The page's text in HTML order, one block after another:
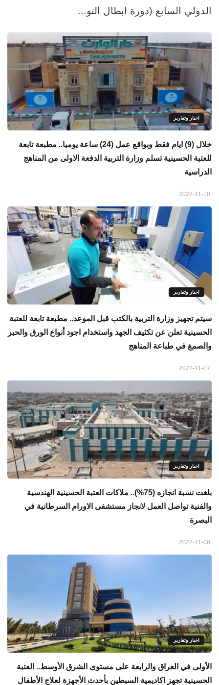
الدولي السابع (دورة ابطال التو...
اخبار وتقارير
خلال (9) ايام فقط وبواقع عمل (24) ساعة يوميا.. مطبعة تابعة
للعتبة الحسينية تسلم وزارة التربية الدفعة الاولى من المناهج
الدراسية
اخبار وتقارير
سيتم تجهيز وزارة التربية بالكتب قبل الموعد.. مطبعة تابعة للعتبة
الحسينية تعلن عن تكثيف الجهد واستخدام اجود أنواع الورق والحبر
والصمغ في طباعة المناهج
اخبار وتقارير
بلغت نسبة انجازه (75%).. ملاكات العتبة الحسينية الهندسية
والفنية تواصل العمل لانجاز مستشفى الاورام السرطانية في
البصرة
اخبار وتقارير
الأولى في العراق والرابعة على مستوى الشرق الأوسط.. العتبة
الحسينية تجهز اكاديمية السبطين بأحدث الأجهزة لعلاج الأطفال